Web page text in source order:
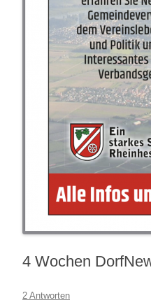
4 Wochen
2 Antworten